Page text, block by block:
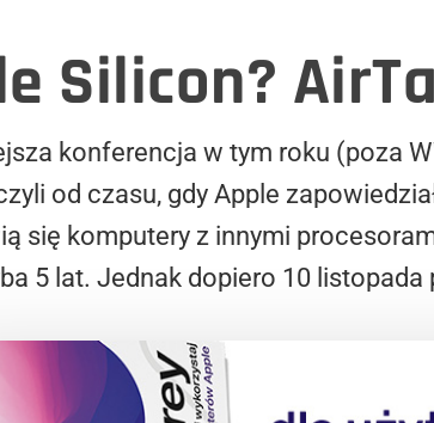
Silicon?
konferencja w tym roku (poza
od czasu, gdy Apple
się komputery z innymi
5 lat. Jednak dopiero 10 listopada